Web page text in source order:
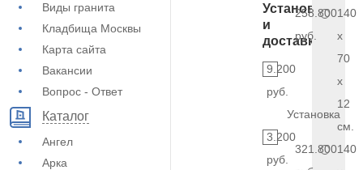
Виды гранита
Кладбища Москвы
Карта сайта
Вакансии
Вопрос - Ответ
Каталог
Ангел
Арка
Установка
и
доставка
9.200
руб.
Установка
3.200
руб.
258.800
руб.
140
x
70
x
12
см.
321.800140